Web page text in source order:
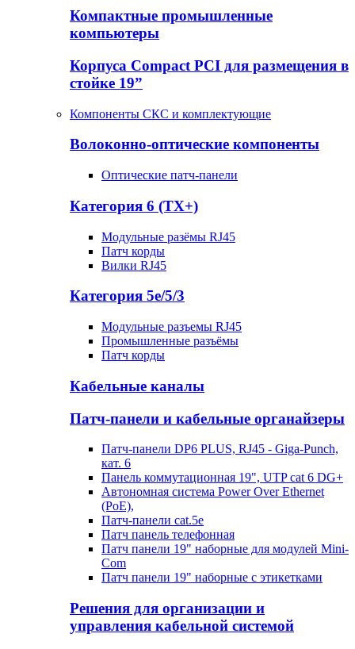
Компактные промышленные
компьютеры
Корпуса Compact PCI для размещения в
стойке 19”
Компоненты СКС и комплектующие
Волоконно-оптические компоненты
Оптические патч-панели
Категория 6 (TX+)
Модульные разёмы RJ45
Патч корды
Вилки RJ45
Категория 5е/5/3
Модульные разъемы RJ45
Промышленные разъёмы
Патч корды
Кабельные каналы
Патч-панели и кабельные органайзеры
Патч-панели DP6 PLUS, RJ45 - Giga-Punch,
кат. 6
Панель коммутационная 19", UTP cat 6 DG+
Автономная система Power Over Ethernet
(PoE),
Патч-панели cat.5e
Патч панель телефонная
Патч панели 19" наборные для модулей Mini-
Com
Патч панели 19" наборные с этикетками
Решения для организации и
управления кабельной системой